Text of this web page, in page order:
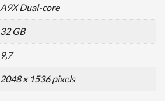
A9X Dual-core
32 GB
9,7
2048 x 1536 pixels